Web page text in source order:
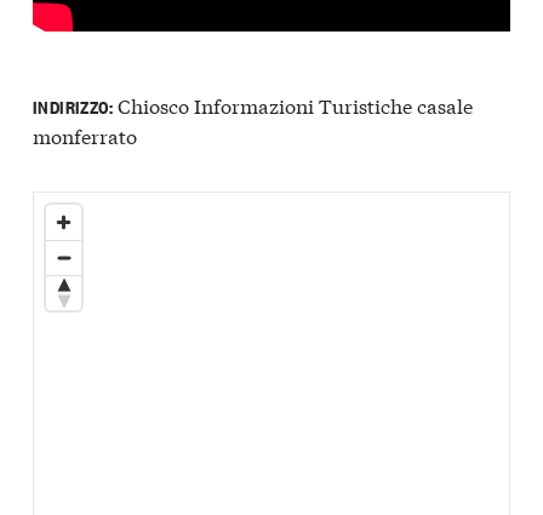
INDIRIZZO:Chiosco Informazioni Turistiche casale
monferrato